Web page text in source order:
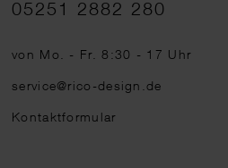
05251 2882 280
von Mo. - Fr. 8:30 - 17 Uhr
service@rico-design.de
Kontaktformular